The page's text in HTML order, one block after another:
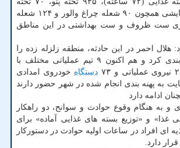
موکت، وسایل گرمایشی همچون ۹۰ شعله چراغ والور و ۱۲۴ شعله
ست ظروف و ست بهداشتی در این مناطق
هلال احمر در این حادثه، منطقه زلزله زده را
به ۹ منطقه، پهنه بندی کرد و هم اکنون ۹ تیم عملیاتی مختلف با
دستگاه خودروی امدادی
به پهنه بندی انجام شده در شهر حضور دارند
ادامه دارد
به هنگام وقوع حوادث و سوانح، دو راهکار
غذا» و «توزیع بسته های غذایی آماده» برای
ای افراد در ساعات اولیه حوادث در دستورکار
دارد.